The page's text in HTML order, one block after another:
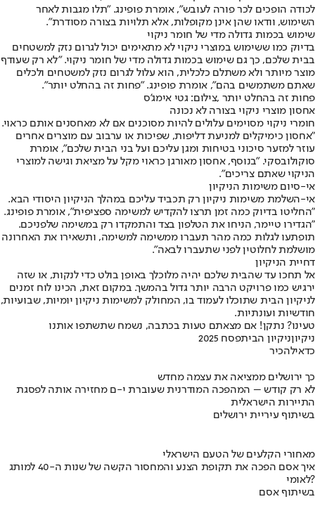
לכודה הופכים לכר פורה לעובש", אומרת פופינג. "תלו מגבות לאחר
השימוש, וודאו שהן אינן מקופלות, אלא תלויות בצורה מסודרת".
שימוש בכמות גדולה מדי של חומר ניקוי
בדיוק כמו ששימוש במוצרי ניקוי לא מתאימים יכול לגרום נזק למשטחים
בבית שלכם, כך גם שימוש בכמות גדולה מדי של חומר ניקוי. "לא רק שעודף
מוצר מיותר ולא משתלם כלכלית, הוא עלול לגרום נזק למשטחים ולכלים
שאתם משתמשים בהם", אומרת פופינג. "פחות זה בהחלט יותר".
פחות זה בהחלט יותר ,צילום: גטי אימג'ס
אחסון מוצרי ניקוי בצורה לא נכונה
חומרי ניקוי מסוימים עלולים להיות מסוכנים אם לא מאחסנים אותם כראוי.
"אחסון כימיקלים למניעת דליפות, שפיכות או ערבוב עם מוצרים אחרים
עוזר למזער סיכוני בטיחות ומגן עליכם ועל בני הבית שלכם", אומרת
סוקולובסקי. "בנוסף, אחסון מאורגן כראוי מקל על מציאת וגישה למוצרי
הניקוי שאתם צריכים".
אי-סיום משימות הניקיון
אי-השלמת משימות ניקיון רק תכביד עליכם במהלך הניקיון היסודי הבא.
"החליטו בדיוק כמה זמן תרצו להקדיש למשימה ספציפית", אומרת פופינג.
"הגדירו טיימר, הניחו את הטלפון בצד והתמקדו רק במשימה שלפניכם.
תופתעו לגלות כמה מהר תעברו ממשימה למשימה, ותשאירו את האחרונה
מושלמת לחלוטין לפני שתעברו לבאה".
דחיית הניקיון
אל תחכו עד שהבית שלכם יהיה מלוכלך באופן בולט כדי לנקות, או שזה
ירגיש כמו פרויקט הרבה יותר גדול בהמשך. במקום זאת, הכינו לוח זמנים
לניקיון הבית שתוכלו לעמוד בו, המחולק למשימות ניקיון יומיות, שבועיות,
חודשיות ועונתיות.
טעינו? נתקן! אם מצאתם טעות בכתבה, נשמח שתשתפו אותנו
ניקיוןניקיון הביתפסח 2025
כדאילהכיר
כך ירושלים ממציאה את עצמה מחדש
לא רק קודש – המהפכה המודרנית שעוברת י-ם מחזירה אותה לפסגת
התיירות הישראלית
בשיתוף עיריית ירושלים
מאחורי הקלעים של הטעם הישראלי
איך אסם הפכה את תקופת הצנע והמחסור הקשה של שנות ה-40 למותג
לאומי?
בשיתוף אסם